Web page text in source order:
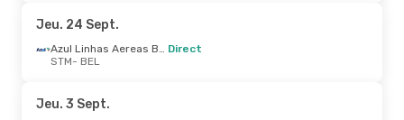
Jeu. 24 Sept.
Azul Linhas Aereas Brasileiras Direct
STM- BEL
Jeu. 3 Sept.